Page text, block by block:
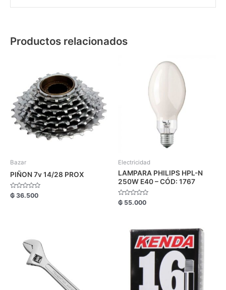
Productos relacionados
Bazar
PIÑON 7v 14/28 PROX
Valorado
con
₲ 36.500
Electricidad
LAMPARA PHILIPS HPL-N
250W E40 – CÓD: 1767
Valorado
con
₲ 55.000